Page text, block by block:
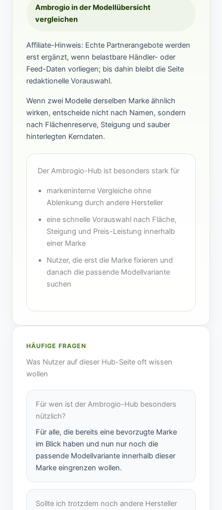
Ambrogio in der Modellübersicht
vergleichen
Affiliate-Hinweis: Echte Partnerangebote werden
erst ergänzt, wenn belastbare Händler- oder
Feed-Daten vorliegen; bis dahin bleibt die Seite
redaktionelle Vorauswahl.
Wenn zwei Modelle derselben Marke ähnlich
wirken, entscheide nicht nach Namen, sondern
nach Flächenreserve, Steigung und sauber
hinterlegten Kerndaten.
Der Ambrogio-Hub ist besonders stark für
markeninterne Vergleiche ohne
Ablenkung durch andere Hersteller
eine schnelle Vorauswahl nach Fläche,
Steigung und Preis-Leistung innerhalb
einer Marke
Nutzer, die erst die Marke fixieren und
danach die passende Modellvariante
suchen
HÄUFIGE FRAGEN
Was Nutzer auf dieser Hub-Seite oft wissen
wollen
Für wen ist der Ambrogio-Hub besonders
nützlich?
Für alle, die bereits eine bevorzugte Marke
im Blick haben und nun nur noch die
passende Modellvariante innerhalb dieser
Marke eingrenzen wollen.
Sollte ich trotzdem noch andere Hersteller